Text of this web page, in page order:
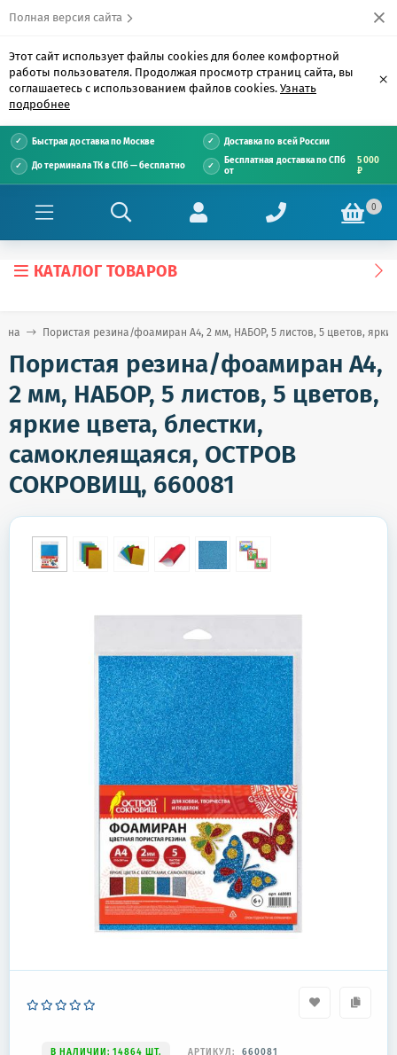
Полная версия сайта
Этот сайт использует файлы cookies для более комфортной
работы пользователя. Продолжая просмотр страниц сайта, вы
соглашаетесь с использованием файлов cookies. Узнать
подробнее
×
Быстрая доставка по Москве Доставка по всей России
До терминала ТК в СПб — бесплатно
Бесплатная доставка по СПб
от
5 000
₽
0
КАТАЛОГ ТОВАРОВ
Пористая резина/фоамиран А4, 2 мм, НАБОР, 5 листов, 5 цветов,
Пористая резина/фоамиран А4,
2 мм, НАБОР, 5 листов, 5 цветов,
яркие цвета, блестки,
самоклеящаяся, ОСТРОВ
СОКРОВИЩ, 660081
В НАЛИЧИИ: 14864 ШТ. АРТИКУЛ: 660081